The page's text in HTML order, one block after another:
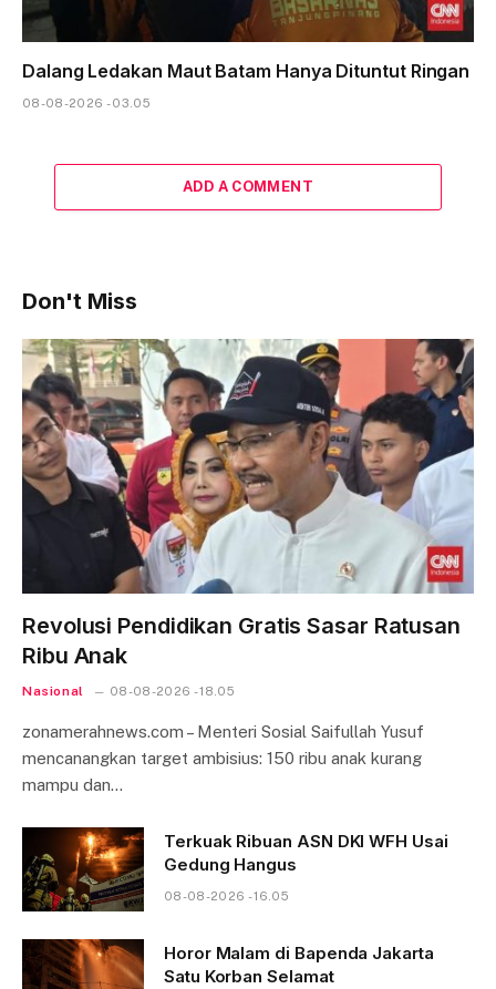
Dalang Ledakan Maut Batam Hanya Dituntut Ringan
08-08-2026 - 03.05
ADD A COMMENT
Don't Miss
Revolusi Pendidikan Gratis Sasar Ratusan
Ribu Anak
Nasional 08-08-2026 - 18.05
zonamerahnews.com – Menteri Sosial Saifullah Yusuf
mencanangkan target ambisius: 150 ribu anak kurang
mampu dan…
Terkuak Ribuan ASN DKI WFH Usai
Gedung Hangus
08-08-2026 - 16.05
Horor Malam di Bapenda Jakarta
Satu Korban Selamat